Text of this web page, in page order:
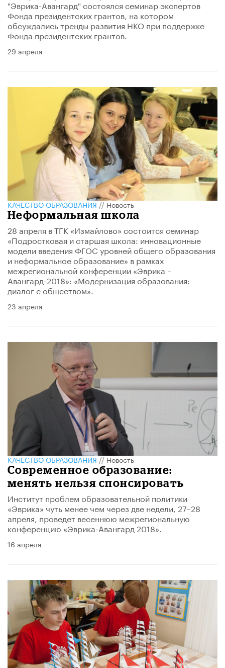
"Эврика-Авангард" состоялся семинар экспертов
Фонда президентских грантов, на котором
обсуждались тренды развития НКО при поддержке
Фонда президентских грантов.
29 апреля
КАЧЕСТВО ОБРАЗОВАНИЯ//Новость
Неформальная школа
28 апреля в ТГК «Измайлово» состоится семинар
«Подростковая и старшая школа: инновационные
модели введения ФГОС уровней общего образования
и неформальное образование» в рамках
межрегиональной конференции «Эврика –
Авангард-2018»: «Модернизация образования:
диалог с обществом».
23 апреля
КАЧЕСТВО ОБРАЗОВАНИЯ//Новость
Современное образование:
менять нельзя спонсировать
Институт проблем образовательной политики
«Эврика» чуть менее чем через две недели, 27–28
апреля, проведет весеннюю межрегиональную
конференцию «Эврика-Авангард 2018».
16 апреля